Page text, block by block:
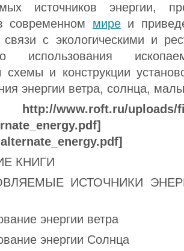
источников энергии,
современном миреи
с экологическими и
использования
схемы и конструкции
энергии ветра, солнца,
www.roft.ru/uploads/
КНИГИ
ИСТОЧНИКИ
энергии ветра
энергии Солнца